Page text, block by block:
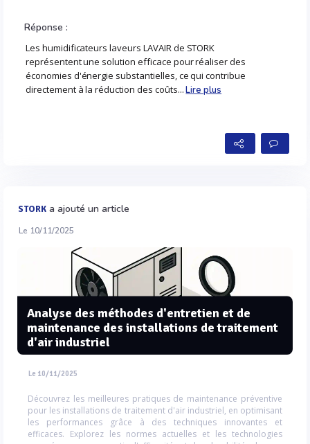
Réponse :
Les humidificateurs laveurs LAVAIR de STORK
représentent une solution efficace pour réaliser des
économies d'énergie substantielles, ce qui contribue
directement à la réduction des coûts...Lire plus
STORK a ajouté un article
Le 10/11/2025
Analyse des méthodes d'entretien et de
maintenance des installations de traitement
d'air industriel
Le 10/11/2025
Découvrez les meilleures pratiques de maintenance préventive
pour les installations de traitement d'air industriel, en optimisant
les performances grâce à des techniques innovantes et
efficaces. Explorez les normes actuelles et les technologies